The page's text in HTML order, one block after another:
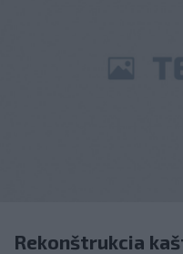
Rekonštrukcia